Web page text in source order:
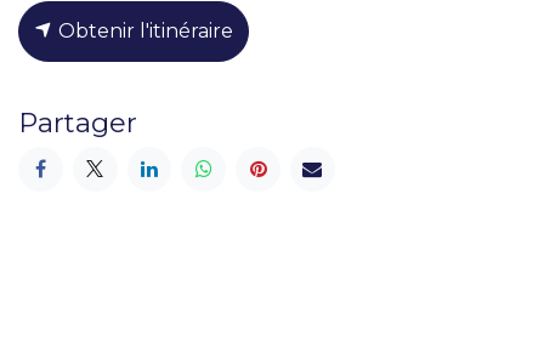
Obtenir l'itinéraire
Partager